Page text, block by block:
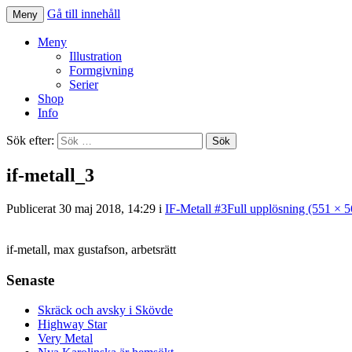
Jan Kustfält
Meny Gå till innehåll
Meny
Illustration
Formgivning
Serier
Shop
Info
Sök efter:
if-metall_3
Publicerat 30 maj 2018, 14:29 i IF-Metall #3Full upplösning (551 ×
if-metall, max gustafson, arbetsrätt
Senaste
Skräck och avsky i Skövde
Highway Star
Very Metal